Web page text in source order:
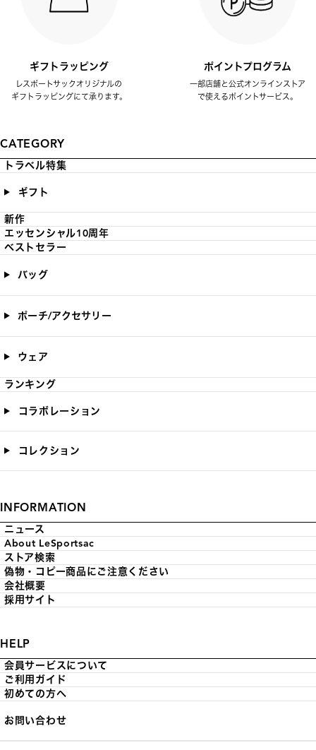
ギフトラッピング
レスポートサックオリジナルの
ギフトラッピングにて承ります。
ポイントプログラム
一部店舗と公式オンラインストア
で使えるポイントサービス。
CATEGORY
トラベル特集
ギフト
新作
エッセンシャル10周年
ベストセラー
バッグ
ポーチ/アクセサリー
ウェア
ランキング
コラボレーション
コレクション
INFORMATION
ニュース
About LeSportsac
ストア検索
偽物・コピー商品にご注意ください
会社概要
採用サイト
HELP
会員サービスについて
ご利用ガイド
初めての方へ
お問い合わせ